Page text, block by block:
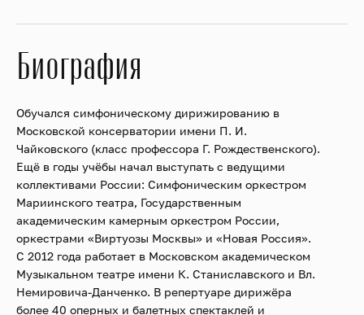
Биография
Обучался симфоническому дирижированию в
Московской консерватории имени П. И.
Чайковского (класс профессора Г. Рождественского).
Ещё в годы учёбы начал выступать с ведущими
коллективами России: Симфоническим оркестром
Мариинского театра, Государственным
академическим камерным оркестром России,
оркестрами «Виртуозы Москвы» и «Новая Россия».
С 2012 года работает в Московском академическом
Музыкальном театре имени К. Станиславского и Вл.
Немировича-Данченко. В репертуаре дирижёра
более 40 оперных и балетных спектаклей и